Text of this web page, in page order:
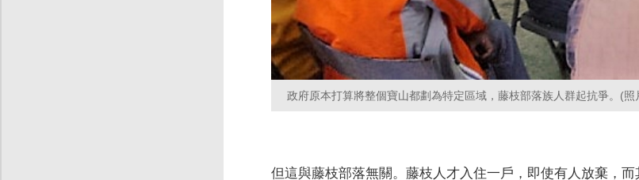
政府原本打算將整個寶山都劃為特定區域，藤枝部落族人群起抗爭。(照
但這與藤枝部落無關。藤枝人才入住一戶，即使有人放棄，